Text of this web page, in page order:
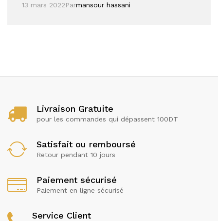
13 mars 2022Parmansour hassani
Livraison Gratuite
pour les commandes qui dépassent 100DT
Satisfait ou remboursé
Retour pendant 10 jours
Paiement sécurisé
Paiement en ligne sécurisé
Service Client